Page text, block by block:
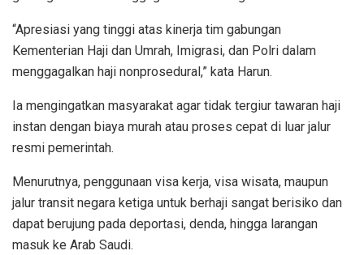
“Apresiasi yang tinggi atas kinerja tim gabungan
Kementerian Haji dan Umrah, Imigrasi, dan Polri dalam
menggagalkan haji nonprosedural,” kata Harun.
Ia mengingatkan masyarakat agar tidak tergiur tawaran haji
instan dengan biaya murah atau proses cepat di luar jalur
resmi pemerintah.
Menurutnya, penggunaan visa kerja, visa wisata, maupun
jalur transit negara ketiga untuk berhaji sangat berisiko dan
dapat berujung pada deportasi, denda, hingga larangan
masuk ke Arab Saudi.